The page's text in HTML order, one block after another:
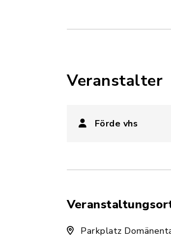
Veranstalter
Förde vhs
Parkplatz